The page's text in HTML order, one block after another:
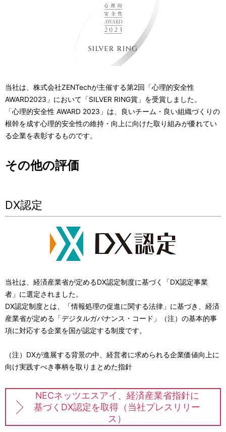
当社は、株式会社ZENTechが主催する第2回「心理的安全性
AWARD2023」において「SILVER RING賞」を受賞しました。
「心理的安全性 AWARD 2023」は、良いチーム・良い組織づくりの
根幹を成す心理的安全性の維持・向上に向けた取り組みが優れてい
る企業を表彰するものです。
その他の評価
DX認定
当社は、経済産業省が定めるDX認定制度に基づく「DX認定事業
者」に選定されました。
DX認定制度とは、「情報処理の促進に関する法律」に基づき、経済
産業省が定める「デジタルガバナンス・コード」（注）の基本的事
項に対応する企業を国が認定する制度です。
（注）DXが進展する背景の中、経営者に求められる企業価値向上に
向け実践すべき事柄を取りまとめた指針
NECネッツエスアイ、経済産業省指針に
基づくDX認定を取得（当社プレスリリー
ス）